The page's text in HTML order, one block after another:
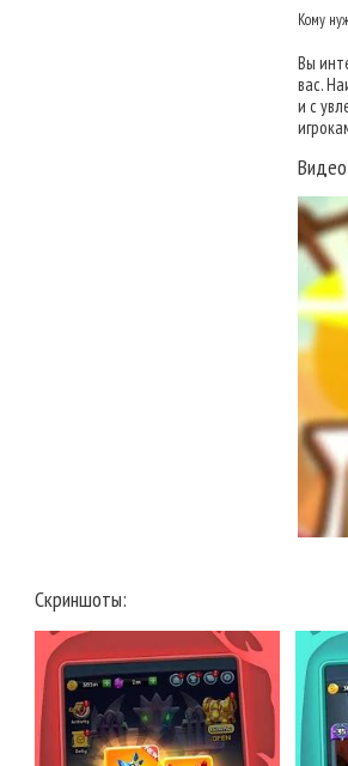
Кому
Вы
вас.
и с
Скриншоты: